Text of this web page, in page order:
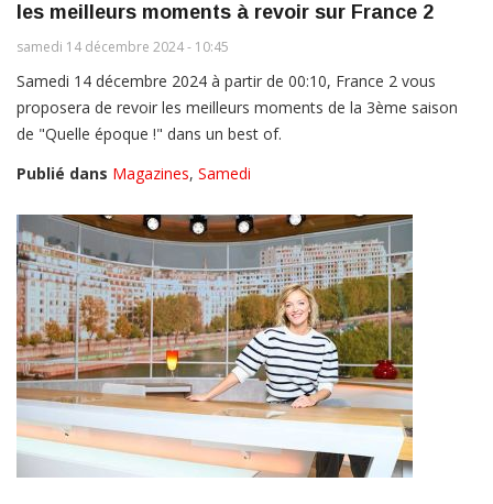
les meilleurs moments à revoir sur France 2
samedi 14 décembre 2024 - 10:45
Samedi 14 décembre 2024 à partir de 00:10, France 2 vous
proposera de revoir les meilleurs moments de la 3ème saison
de "Quelle époque !" dans un best of.
Publié dans Magazines, Samedi